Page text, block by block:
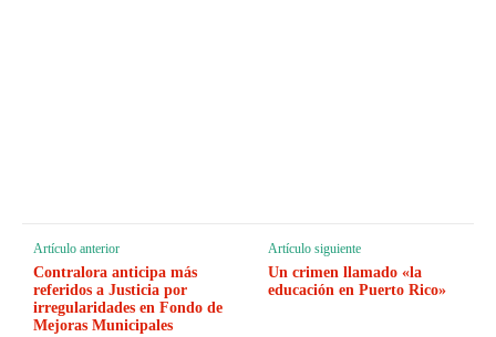
Artículo anterior
Contralora anticipa más
referidos a Justicia por
irregularidades en Fondo de
Mejoras Municipales
Artículo siguiente
Un crimen llamado «la
educación en Puerto Rico»